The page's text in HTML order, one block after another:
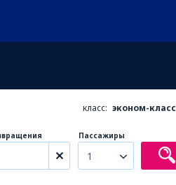
класс: эконом-класс
Пассажиры
1